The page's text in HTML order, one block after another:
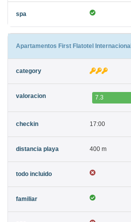
Apartamentos First Flatotel Internacional
7.3
17:00
400 m